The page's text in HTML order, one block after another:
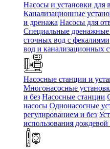
Насосы и установки для
Канализационные
и дренажа Насосы для
Специальные дренажные
сточных вод c фекалиями
вод и канализационных
Насосные станции и
Многонасосные
и без Насосные станции
насосы Однонасосные
регулированием и без
использования